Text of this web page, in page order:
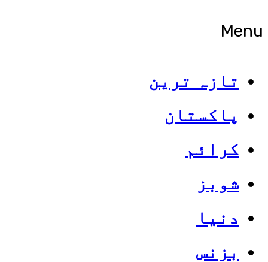
Menu
تازہ ترین
پاکستان
کرائم
شوبز
دنیا
بزنس